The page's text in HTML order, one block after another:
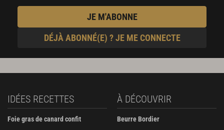
JE M'ABONNE
DÉJÀ ABONNÉ(E) ? JE ME CONNECTE
IDÉES RECETTES
Foie gras de canard confit
À DÉCOUVRIR
Beurre Bordier